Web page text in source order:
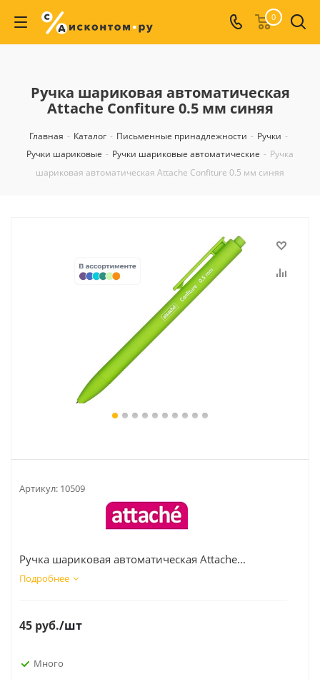
0
Ручка шариковая автоматическая
Attache Confiture 0.5 мм синяя
Главная - Каталог - Письменные принадлежности - Ручки -
Ручки шариковые - Ручки шариковые автоматические - Ручка
шариковая автоматическая Attache Confiture 0.5 мм синяя
Артикул: 10509
Ручка шариковая автоматическая Attache...
Подробнее
45 руб./шт
Много